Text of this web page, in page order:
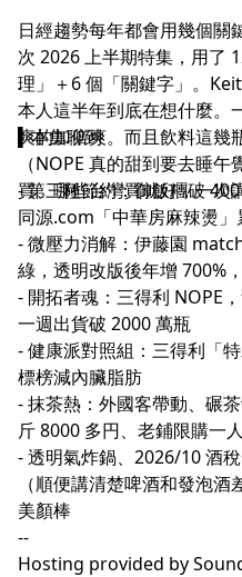
日經趨勢每年都會用幾個關
次 2026 上半期特集，用
理」＋6 個「關鍵字」。
本人這半年到底在想什麼。
爽的加倍爽。而且飲料這
（NOPE 真的甜到要去睡
買、哪些台灣買就好，一次
.
▍本集聊到
- 第三種節約：御飯糰破
同源.com「中華房麻辣燙
- 微壓力消解：伊藤園
綠，透明改版後年增 700%
- 開拓者魂：三得利 NOPE
一週出貨破 2000 萬瓶
- 健康派對照組：三得利「
標榜減內臟脂肪
- 抹茶熱：外國客帶動、碾
斤 8000 多円、老鋪限購一
- 透明氣炸鍋、2026/10 酒
（順便講清楚啤酒和發泡
美顏棒
--
Hosting provided by